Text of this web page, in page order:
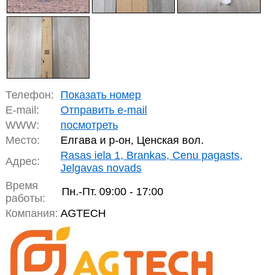
Телефон:
Показать номер
E-mail:
Отправить e-mail
WWW:
посмотреть
Место:
Елгава и р-он, Ценская вол.
Адрес:
Rasas iela 1, Brankas, Cenu pagasts,
Jelgavas novads
Время
работы:
Пн.-Пт. 09:00 - 17:00
Компания: AGTECH